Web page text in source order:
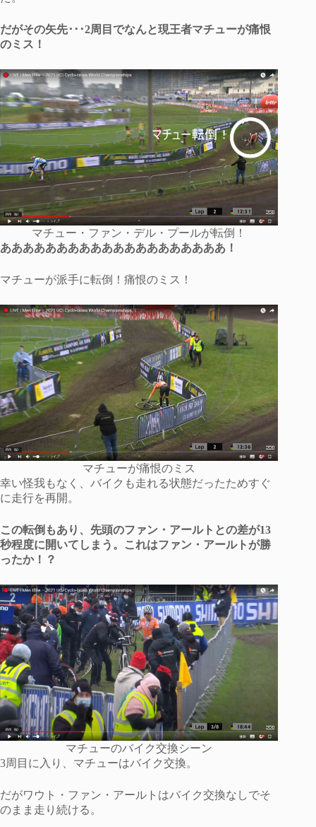
だがその矢先･･･2周目でなんと現王者マチューが痛恨
のミス！
マチュー・ファン・デル・プールが転倒！
ああああああああああああああああああああ！
マチューが派手に転倒！痛恨のミス！
マチューが痛恨のミス
幸い怪我もなく、バイクも走れる状態だったためすぐ
に走行を再開。
この転倒もあり、先頭のファン・アールトとの差が13
秒程度に開いてしまう。これはファン・アールトが勝
ったか！？
マチューのバイク交換シーン
3周目に入り、マチューはバイク交換。
だがワウト・ファン・アールトはバイク交換なしでそ
のまま走り続ける。